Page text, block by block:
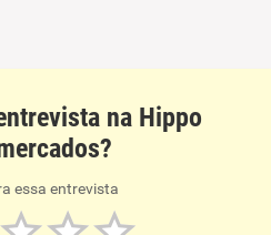
na Hippo
essa entrevista